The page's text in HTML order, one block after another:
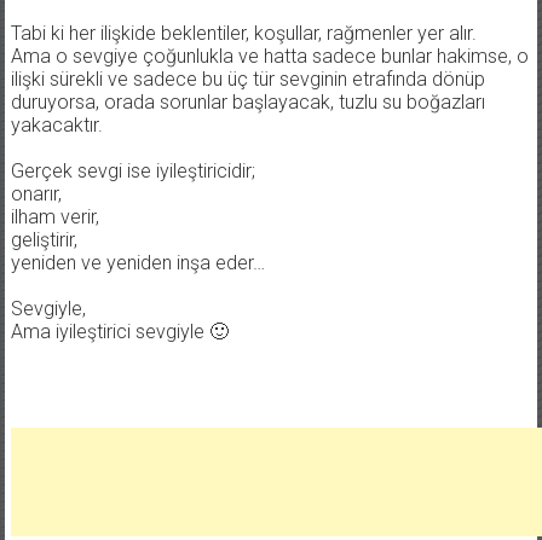
Tabi ki her ilişkide beklentiler, koşullar, rağmenler yer alır.
Ama o sevgiye çoğunlukla ve hatta sadece bunlar hakimse, o
ilişki sürekli ve sadece bu üç tür sevginin etrafında dönüp
duruyorsa, orada sorunlar başlayacak, tuzlu su boğazları
yakacaktır.
Gerçek sevgi ise iyileştiricidir;
onarır,
ilham verir,
geliştirir,
yeniden ve yeniden inşa eder…
Sevgiyle,
Ama iyileştirici sevgiyle 🙂